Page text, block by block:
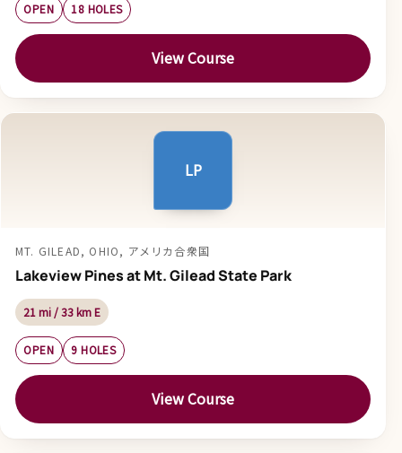
OPEN 18 HOLES
View Course
LP
MT. GILEAD, OHIO, アメリカ合衆国
Lakeview Pines at Mt. Gilead State Park
21 mi / 33 km E
OPEN 9 HOLES
View Course